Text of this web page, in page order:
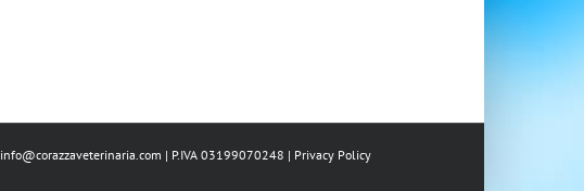
info@corazzaveterinaria.com | P.IVA 03199070248 | Privacy Policy